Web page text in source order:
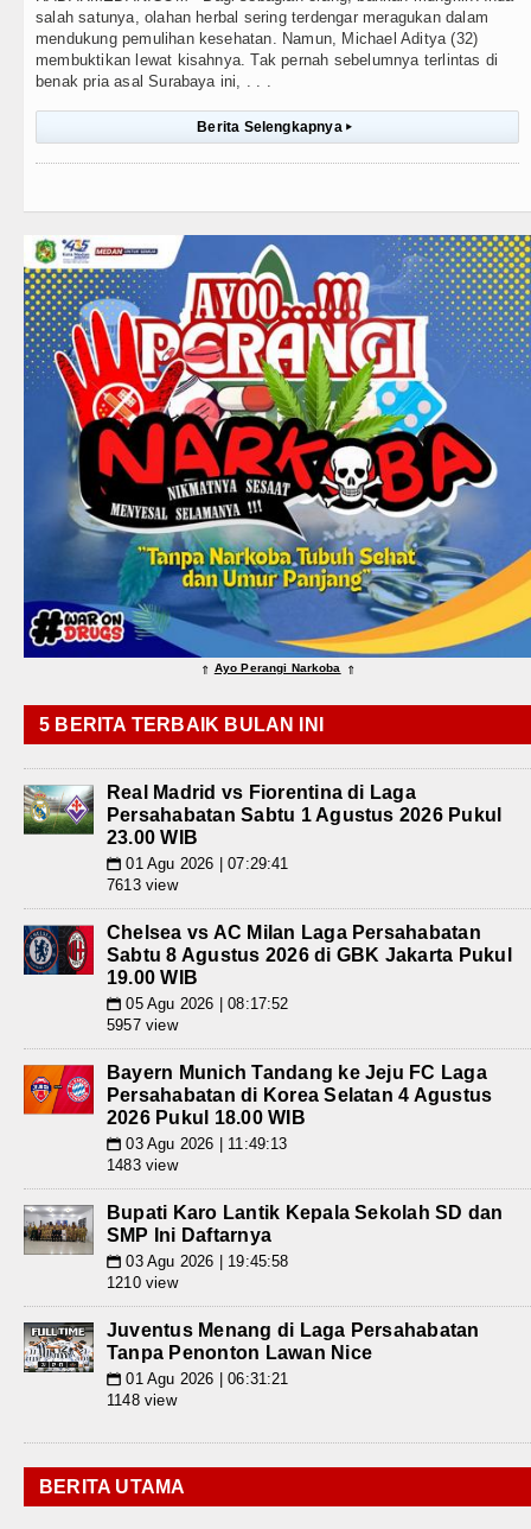
salah satunya, olahan herbal sering terdengar meragukan dalam
mendukung pemulihan kesehatan. Namun, Michael Aditya (32)
membuktikan lewat kisahnya. Tak pernah sebelumnya terlintas di
benak pria asal Surabaya ini, . . .
Berita Selengkapnya ▸
⇑ Ayo Perangi Narkoba ⇑
5 BERITA TERBAIK BULAN INI
Real Madrid vs Fiorentina di Laga
Persahabatan Sabtu 1 Agustus 2026 Pukul
23.00 WIB
📅 01 Agu 2026 | 07:29:41
7613 view
Chelsea vs AC Milan Laga Persahabatan
Sabtu 8 Agustus 2026 di GBK Jakarta Pukul
19.00 WIB
📅 05 Agu 2026 | 08:17:52
5957 view
Bayern Munich Tandang ke Jeju FC Laga
Persahabatan di Korea Selatan 4 Agustus
2026 Pukul 18.00 WIB
📅 03 Agu 2026 | 11:49:13
1483 view
Bupati Karo Lantik Kepala Sekolah SD dan
SMP Ini Daftarnya
📅 03 Agu 2026 | 19:45:58
1210 view
Juventus Menang di Laga Persahabatan
Tanpa Penonton Lawan Nice
📅 01 Agu 2026 | 06:31:21
1148 view
BERITA UTAMA